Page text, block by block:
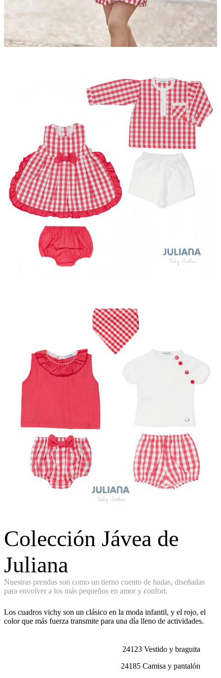
Colección Jávea de
Juliana
Nuestras prendas son como un tierno cuento de hadas, diseñadas
para envolver a los más pequeños en amor y confort.
Los cuadros vichy son un clásico en la moda infantil, y el rojo, el
color que más fuerza transmite para una día lleno de actividades.
24123 Vestido y braguita
24185 Camisa y pantalón